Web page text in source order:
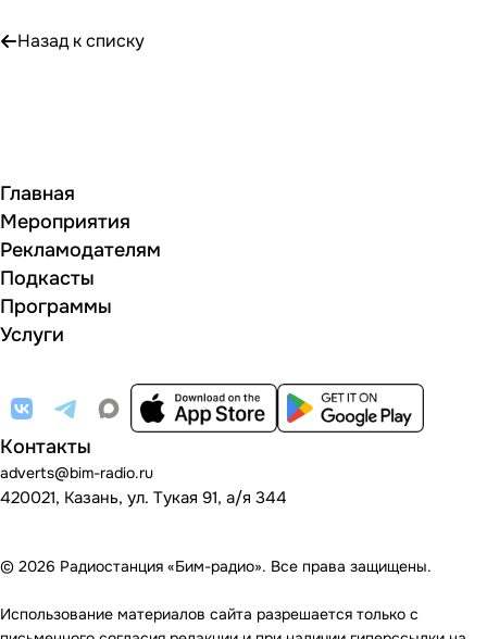
Назад к списку
Главная
Мероприятия
Рекламодателям
Подкасты
Программы
Услуги
Контакты
adverts@bim-radio.ru
420021, Казань, ул. Тукая 91, а/я 344
© 2026 Радиостанция «Бим-радио». Все права защищены.
Использование материалов сайта разрешается только с